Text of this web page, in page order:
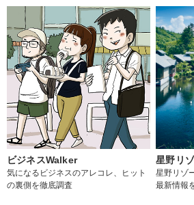
ビジネスWalker
気になるビジネスのアレコレ、ヒット
の裏側を徹底調査
星野リ
星野リゾ
最新情報